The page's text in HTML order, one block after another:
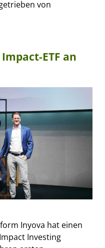
von
ETF an
Inyova hat einen
Investing